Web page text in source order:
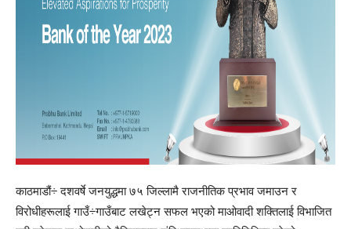
काठमाडौं÷ दशवर्षे जनयुद्धमा ७५ जिल्लामै राजनीतिक प्रभाव जमाउन र
विरोधीहरूलाई गाउँ÷गाउँबाट लखेट्न सफल भएको माओवादी शक्तिलाई विभाजित